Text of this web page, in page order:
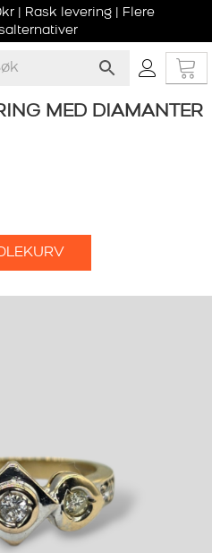
| Rask levering | Flere
MED DIAMANTER